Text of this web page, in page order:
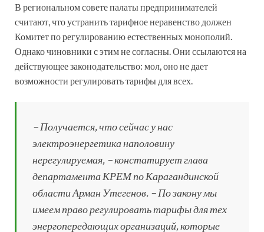
В региональном совете палаты предпринимателей
считают, что устранить тарифное неравенство должен
Комитет по регулированию естественных монополий.
Однако чиновники с этим не согласны. Они ссылаются на
действующее законодательство: мол, оно не дает
возможности регулировать тарифы для всех.
– Получается, что сейчас у нас
электроэнергетика наполовину
нерегулируемая, – констатирует глава
департамента КРЕМ по Карагандинской
области Арман Утегенов. – По закону мы
имеем право регулировать тарифы для тех
энергопередающих организаций, которые